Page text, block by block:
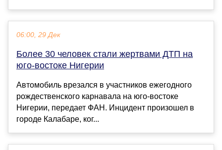
06:00, 29 Дек
Более 30 человек стали жертвами ДТП на
юго-востоке Нигерии
Автомобиль врезался в участников ежегодного
рождественского карнавала на юго-востоке
Нигерии, передает ФАН. Инцидент произошел в
городе Калабаре, ког...